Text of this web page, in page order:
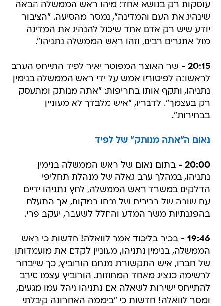
עוסקות רק בנושא אחד: מיהו ראש הממשלה הבאה
שינהיג את העם והמדינה", נמסר מהסיעה. "הציבור
יודע שיש רק אדם אחד שיכול להנהיג את המדינה
מול אתגרים רבים, וזהו ראש הממשלה נתניהו".
20:15 -
שר האוצר המפוטר יאיר לפיד התייחס הערב
לראשונה לפיטוריו אמש על ידי ראש הממשלה בנימין
נתניהו, ותקף אותו בחריפות: "אתה מנותק ומתעסק
רק בעצמך". לדבריו, "איש מלבדך לא מעוניין
בבחירות".
נאום ה"אתה מנותק" של לפיד
20:00 -
בתום נאום של ראש הממשלה בנימין
נתניהו, במהלך ערב גאלה של מנהלת תחליפי
הדלקים במשרד ראש הממשלה, לחץ נתניהו ידיים
עם שורה של בכירים של נכחו במקום, אך התעלם
בהפגנתיות משר המדע והחלל לשעבר, יעקב פרי.
19:46 -
בכיר בליכוד אמר לוואלה! חדשות כי ראש
הממשלה, בנימין נתניהו, מעוניין לקדם את מועמדותו
של חברו, איש התקשורת מנחם הורוביץ, כך שייבחר
לרשימה כנציג מאחד המחוזות. הורוביץ עצמו סירב
להתייחס ישירות לשאלה אם נתניהו ניהל עמו מגעים,
ומסר לוואלה! חדשות כי "ביממה האחרונה קיבלתי